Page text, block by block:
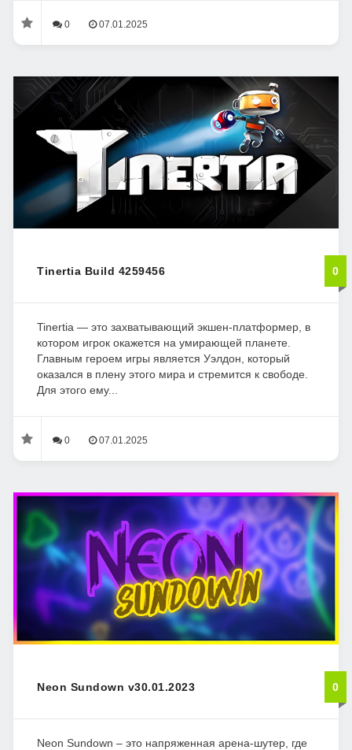
0 07.01.2025
Tinertia Build 4259456 0
Tinertia — это захватывающий экшен-платформер, в
котором игрок окажется на умирающей планете.
Главным героем игры является Уэлдон, который
оказался в плену этого мира и стремится к свободе.
Для этого ему...
0 07.01.2025
Neon Sundown v30.01.2023 0
Neon Sundown – это напряженная арена-шутер, где